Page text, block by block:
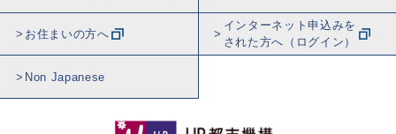
お住まいの方へ
インターネット申込みを
された方へ（ログイン）
Non Japanese